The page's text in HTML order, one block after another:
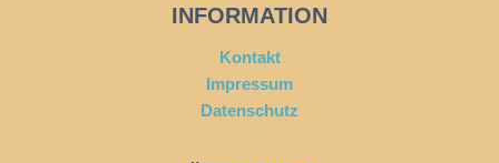
INFORMATION
Kontakt
Impressum
Datenschutz